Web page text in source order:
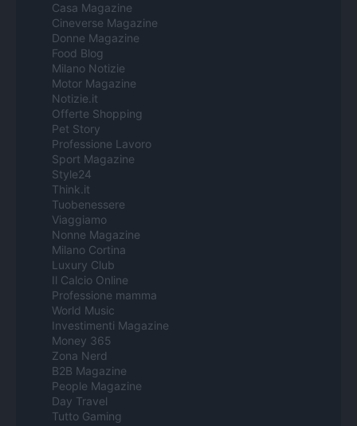
Casa Magazine
Cineverse Magazine
Donne Magazine
Food Blog
Milano Notizie
Motor Magazine
Notizie.it
Offerte Shopping
Pet Story
Professione Lavoro
Sport Magazine
Style24
Think.it
Tuobenessere
Viaggiamo
Nonne Magazine
Milano Cortina
Luxury Club
Il Calcio Online
Professione mamma
World Music
Investimenti Magazine
Money 365
Zona Nerd
B2B Magazine
People Magazine
Day Travel
Tutto Gaming